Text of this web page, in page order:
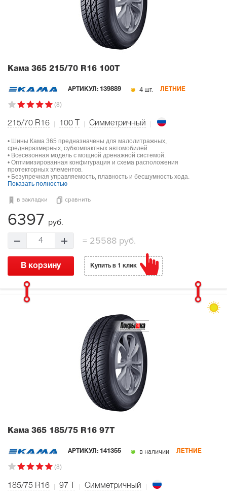
Кама 365 215/70 R16 100T
АРТИКУЛ: 139889 4 шт. ЛЕТНИЕ
(8)
215/70 R16 100 Симметричный
• Шины Кама 365 предназначены для малолитражных,
среднеразмерных, субкомпактных автомобилей.
• Всесезонная модель с мощной дренажной системой.
• Оптимизированная конфигурация и схема расположения
протекторных элементов.
• Безупречная управляемость, плавность и бесшумность хода.
Показать полностью
в закладки сравнить
6397 руб.
4 = 25588 руб.
В корзину Купить в 1 клик
Кама 365 185/75 R16 97T
АРТИКУЛ: 141355 в наличии ЛЕТНИЕ
(8)
185/75 R16 97 Симметричный